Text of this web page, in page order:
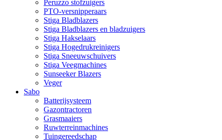
Peruzzo stofzuigers
PTO-versnipperaars
Stiga Bladblazers
Stiga Bladblazers en bladzuigers
Stiga Hakselaars
Stiga Hogedrukreinigers
Stiga Sneeuwschuivers
Stiga Veegmachines
Sunseeker Blazers
Veger
Sabo
Batterijsysteem
Gazontractoren
Grasmaaiers
Ruwterreinmachines
Tuingereedschap